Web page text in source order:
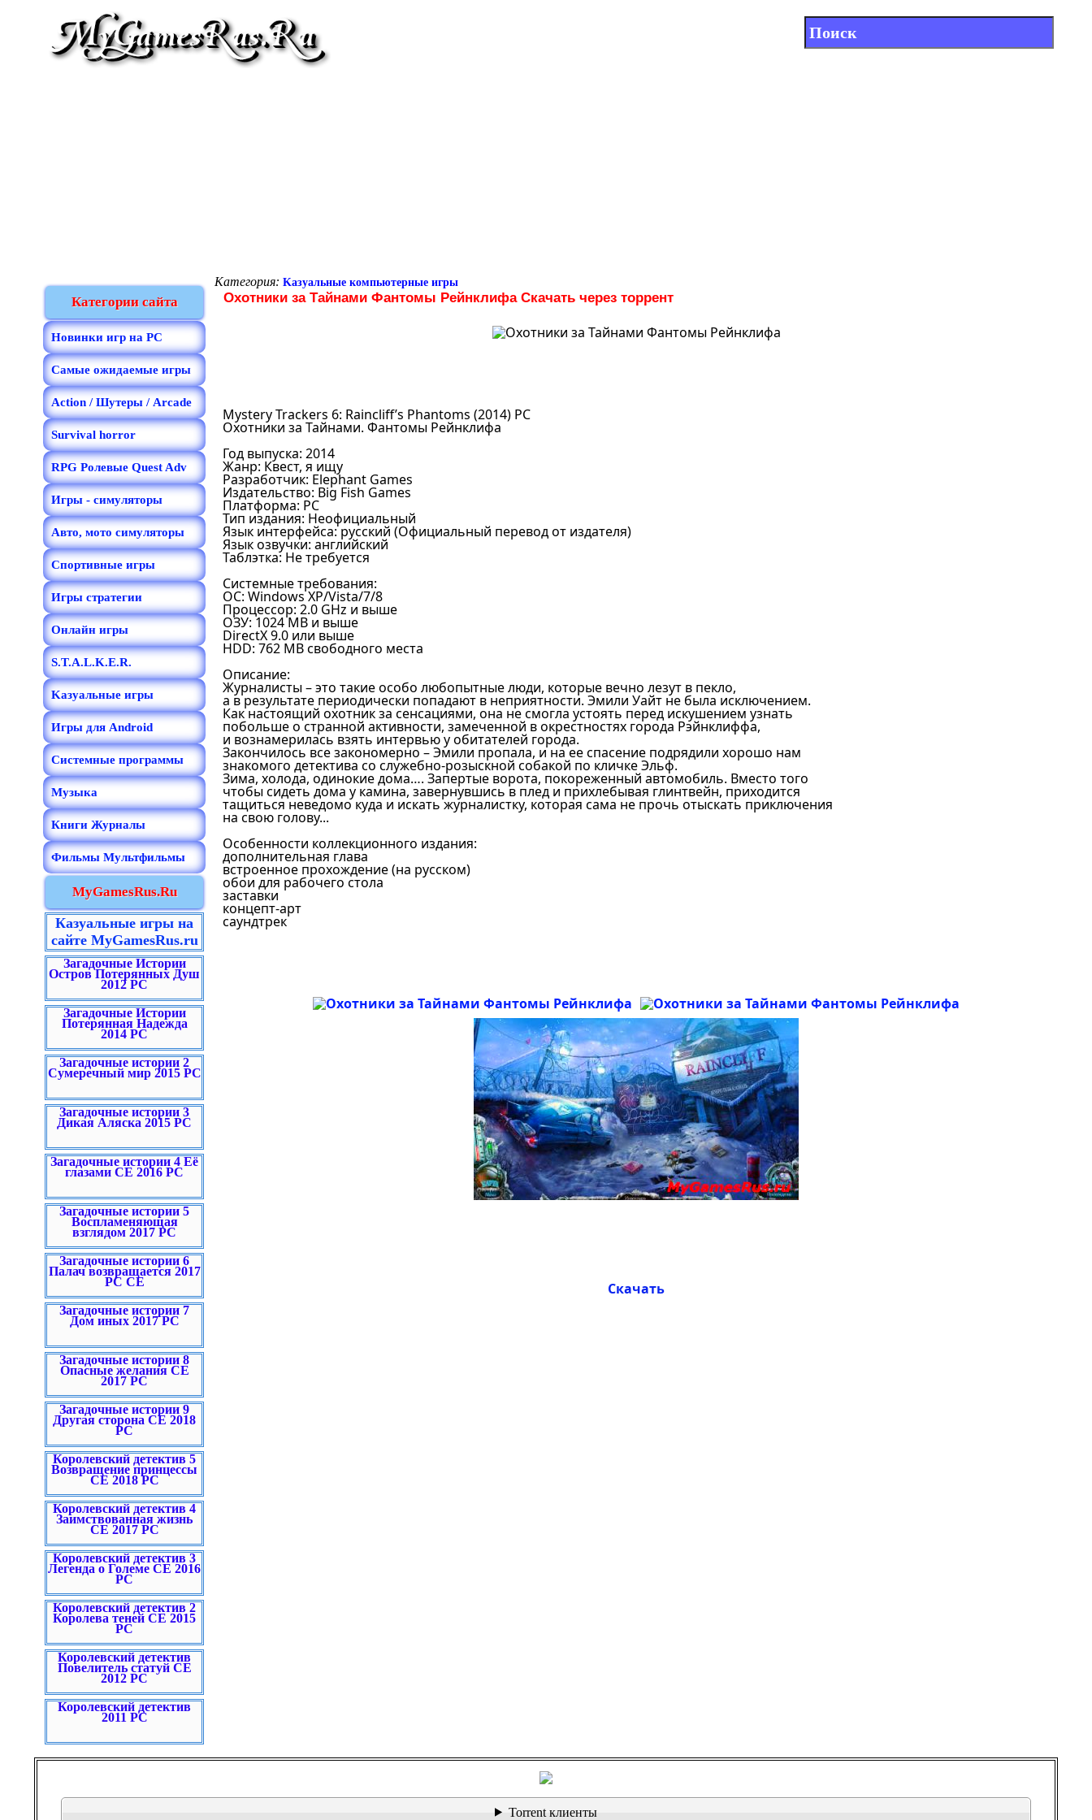
Категории сайта
Новинки игр на PC
Самые ожидаемые игры
Action / Шутеры / Arcade
Survival horror
RPG Ролевые Quest Adv
Игры - симуляторы
Авто, мото симуляторы
Спортивные игры
Игры стратегии
Онлайн игры
S.T.A.L.K.E.R.
Kазуальные игры
Игры для Android
Системные программы
Музыка
Книги Журналы
Фильмы Мультфильмы
MyGamesRus.Ru
Казуальные игры на
сайте MyGamesRus.ru
Загадочные Истории
Остров Потерянных Душ
2012 PC
Загадочные Истории
Потерянная Надежда
2014 PC
Загадочные истории 2
Сумеречный мир 2015 PC
Загадочные истории 3
Дикая Аляска 2015 PC
Загадочные истории 4 Её
глазами CE 2016 PC
Загадочные истории 5
Воспламеняющая
взглядом 2017 PC
Загадочные истории 6
Палач возвращается 2017
PC CE
Загадочные истории 7
Дом иных 2017 PC
Загадочные истории 8
Опасные желания CE
2017 PC
Загадочные истории 9
Другая сторона CE 2018
PC
Королевский детектив 5
Возвращение принцессы
CE 2018 PC
Королевский детектив 4
Заимствованная жизнь
CE 2017 PC
Королевский детектив 3
Легенда о Големе CE 2016
PC
Королевский детектив 2
Королева теней CE 2015
PC
Королевский детектив
Повелитель статуй СЕ
2012 PC
Королевский детектив
2011 PC
Категория: Kазуальные компьютерные игры
Охотники за Тайнами Фантомы Рейнклифа Скачать через торрент
Mystery Trackers 6: Raincliff’s Phantoms (2014) PC
Охотники за Тайнами. Фантомы Рейнклифа
Год выпуска: 2014
Жанр: Квест, я ищу
Разработчик: Elephant Games
Издательство: Big Fish Games
Платформа: PC
Тип издания: Неофициальный
Язык интерфейса: русский (Официальный перевод от издателя)
Язык озвучки: английский
Таблэтка: Не требуется
Системные требования:
OС: Windows XP/Vista/7/8
Процессор: 2.0 GHz и выше
ОЗУ: 1024 MB и выше
DirectX 9.0 или выше
HDD: 762 MB свободного места
Описание:
Журналисты – это такие особо любопытные люди, которые вечно лезут в пекло,
а в результате периодически попадают в неприятности. Эмили Уайт не была исключением.
Как настоящий охотник за сенсациями, она не смогла устоять перед искушением узнать
побольше о странной активности, замеченной в окрестностях города Рэйнклиффа,
и вознамерилась взять интервью у обитателей города.
Закончилось все закономерно – Эмили пропала, и на ее спасение подрядили хорошо нам
знакомого детектива со служебно-розыскной собакой по кличке Эльф.
Зима, холода, одинокие дома…. Запертые ворота, покореженный автомобиль. Вместо того
чтобы сидеть дома у камина, завернувшись в плед и прихлебывая глинтвейн, приходится
тащиться неведомо куда и искать журналистку, которая сама не прочь отыскать приключения
на свою голову...
Особенности коллекционного издания:
дополнительная глава
встроенное прохождение (на русском)
обои для рабочего стола
заставки
концепт-арт
саундтрек
Скачать
Torrent клиенты